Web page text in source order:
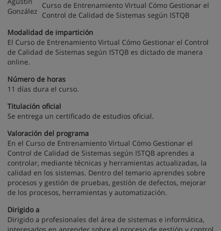
Curso de Entrenamiento Virtual Cómo Gestionar el
Control de Calidad de Sistemas según ISTQB
Modalidad de impartición
El Curso de Entrenamiento Virtual Cómo Gestionar el Control
de Calidad de Sistemas según ISTQB es dictado de manera
online.
Número de horas
11 días dura el curso.
Titulación oficial
Se entrega un certificado de estudios oficial.
Valoración del programa
En el Curso de Entrenamiento Virtual Cómo Gestionar el
Control de Calidad de Sistemas según ISTQB aprendes a
controlar, mediante técnicas y herramientas actualizadas, la
calidad en los sistemas. Dentro del temario aprendes sobre
procesos y gestión de pruebas, gestión de defectos, mejorar
de los procesos, herramientas y automatización.
Dirigido a
Dirigido a profesionales del área de sistemas e informática,